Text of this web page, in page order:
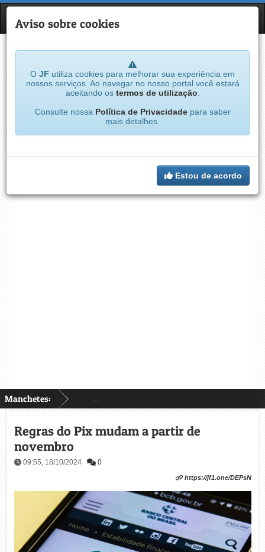
JF
Manchetes:
Aviso sobre cookies
O JF utiliza cookies para melhorar sua experiência em
nossos serviços. Ao navegar no nosso portal você estará
aceitando os termos de utilização
Consulte nossa Política de Privacidadepara saber
mais detalhes.
Estou de acordo
Regras do Pix mudam a partir de
novembro
09:55, 18/10/2024 0
https://jf1.one/DEPsN